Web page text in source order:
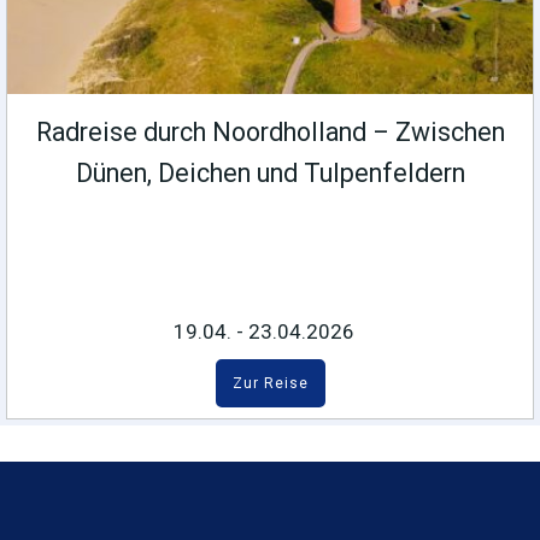
Radreise durch Noordholland – Zwischen
Dünen, Deichen und Tulpenfeldern
19.04. - 23.04.2026
Zur Reise